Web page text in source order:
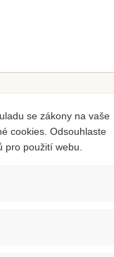
sada
Akvarel svítících
obrazy,
se zákony na vaše
cookies. Odsouhlaste
pro použití webu.